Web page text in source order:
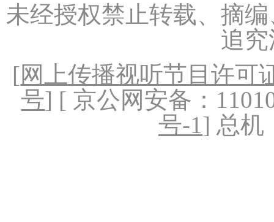
未经授权禁止转载、摘
追
[网上传播视听节目许可
号] [ 京公网安备：
号-1] 总机